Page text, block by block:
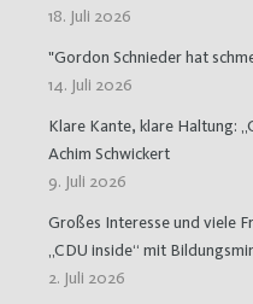
18. Juli 2026
"Gordon Schnieder hat
14. Juli 2026
Klare Kante, klare Haltung:
Achim Schwickert
9. Juli 2026
Großes Interesse und viele
„CDU inside“ mit
2. Juli 2026